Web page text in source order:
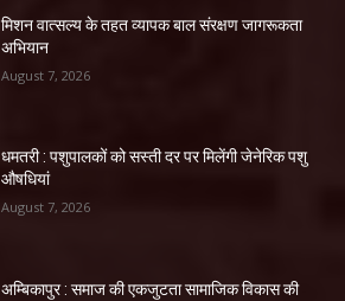
मिशन वात्सल्य के तहत व्यापक बाल संरक्षण जागरूकता
अभियान
August 7, 2026
धमतरी : पशुपालकों को सस्ती दर पर मिलेंगी जेनेरिक पशु
औषधियां
August 7, 2026
अम्बिकापुर : समाज की एकजुटता सामाजिक विकास की